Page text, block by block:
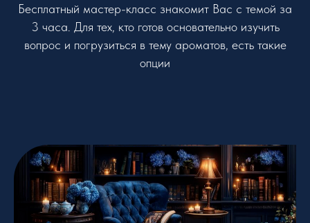
Бесплатный мастер-класс знакомит Вас с темой за
3 часа. Для тех, кто готов основательно изучить
вопрос и погрузиться в тему ароматов, есть такие
опции